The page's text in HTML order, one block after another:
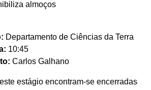
almoços
Departamento de Ciências da Terra
10:45
Carlos Galhano
estágio encontram-se encerradas